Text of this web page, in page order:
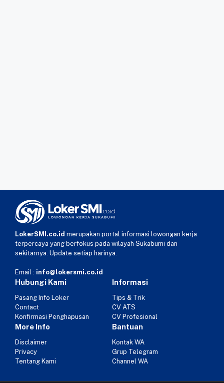
LokerSMI.co.id merupakan portal informasi lowongan kerja
terpercaya yang berfokus pada wilayah Sukabumi dan
sekitarnya. Update setiap harinya.
Email : info@lokersmi.co.id
Hubungi Kami
Pasang Info Loker
Contact
Konfirmasi Penghapusan
Informasi
Tips & Trik
CV ATS
CV Profesional
More Info
Disclaimer
Privacy
Tentang Kami
Bantuan
Kontak WA
Grup Telegram
Channel WA